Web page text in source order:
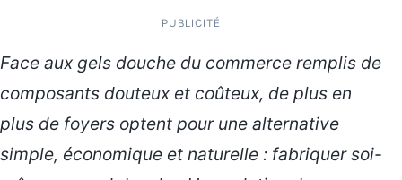
PUBLICITÉ
Face aux gels douche du commerce remplis de
composants douteux et coûteux, de plus en
plus de foyers optent pour une alternative
simple, économique et naturelle : fabriquer soi-